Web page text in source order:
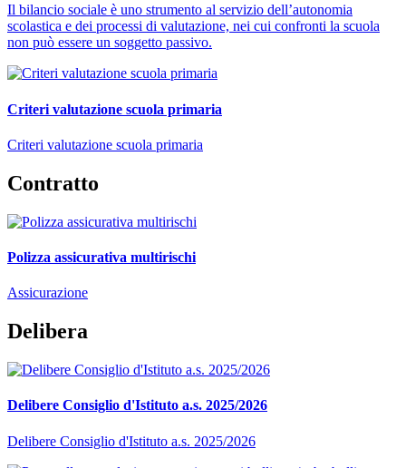
Il bilancio sociale è uno strumento al servizio dell’autonomia
scolastica e dei processi di valutazione, nei cui confronti la scuola
non può essere un soggetto passivo.
Criteri valutazione scuola primaria
Criteri valutazione scuola primaria
Contratto
Polizza assicurativa multirischi
Assicurazione
Delibera
Delibere Consiglio d'Istituto a.s. 2025/2026
Delibere Consiglio d'Istituto a.s. 2025/2026